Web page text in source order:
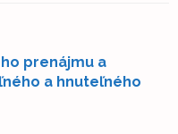
prenájmu a
a hnuteľného